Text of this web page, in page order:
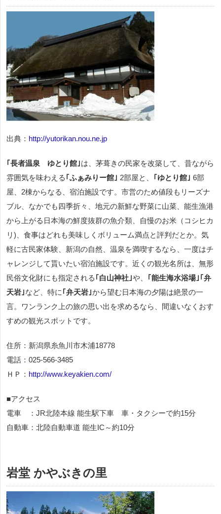
出典： http://yutorikan.nou.ne.jp
｢長者温泉 ゆとり館｣は、茅葺きの民家を改築して、昔ながら
雰囲気を味わえる ｢ふぁみりー館｣ 2部屋と、 ｢ゆとり館｣ 6部
屋、2棟からなる、宿泊施設です。市営のため値段もリーズナ
ブル、なかでも四季折々、地元の新鮮な野菜に山菜、能生漁港
から上がる日本海の鮮度抜群の魚介類、自慢のお米（コシヒカ
リ)、食事はどれも美味しくボリューム満点と評判だとか。気
軽に古民家体験、新潟の自然、温泉を満喫するなら、一度はチ
ャレンジして貰いたい宿泊施設です。近くの観光名所は、無形
民俗文化財にも指定される ｢白山神社｣や、
｢能生海水浴場｣｢弁
天岩｣など、特に ｢弁天岩｣から望む日本海の夕陽は絶景の一
言。ワンランク上の旅の思い出を求めるなら、間違いなくおす
すめの観光スポットです。
住所：新潟県糸魚川市木浦18778
電話：025-566-3485
ＨＰ： http://www.keyakien.com/
■アクセス
電車 ：JR北陸本線 能生駅下車 車・タクシーで約15分
自動車：北陸自動車道 能生IC～約10分
岩堂 かやぶきの里